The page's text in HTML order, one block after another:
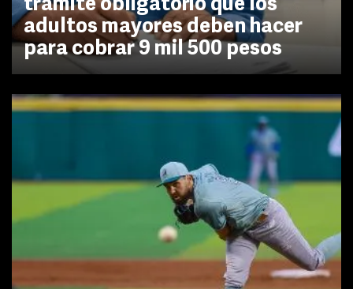
trámite obligatorio que los
adultos mayores deben hacer
para cobrar 9 mil 500 pesos